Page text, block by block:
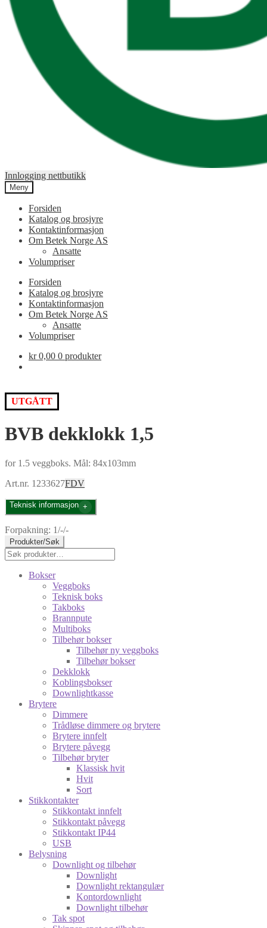
Innlogging nettbutikk
Meny
Forsiden
Katalog og brosjyre
Kontaktinformasjon
Om Betek Norge AS
Ansatte
Volumpriser
Forsiden
Katalog og brosjyre
Kontaktinformasjon
Om Betek Norge AS
Ansatte
Volumpriser
kr0,00 0 produkter
UTGÅTT
BVB dekklokk 1,5
for 1.5 veggboks. Mål: 84x103mm
Art.nr. 1233627FDV
Teknisk informasjon
Forpakning: 1/-/-
Produkter/Søk
Søk
etter:
Bokser
Veggboks
Teknisk boks
Takboks
Brannpute
Multiboks
Tilbehør bokser
Tilbehør ny veggboks
Tilbehør bokser
Dekklokk
Koblingsbokser
Downlightkasse
Brytere
Dimmere
Trådløse dimmere og brytere
Brytere innfelt
Brytere påvegg
Tilbehør bryter
Klassisk hvit
Hvit
Sort
Stikkontakter
Stikkontakt innfelt
Stikkontakt påvegg
Stikkontakt IP44
USB
Belysning
Downlight og tilbehør
Downlight
Downlight rektangulær
Kontordownlight
Downlight tilbehør
Tak spot